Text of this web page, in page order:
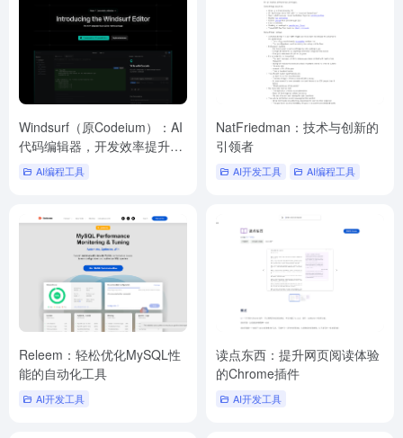
Windsurf（原Codeium）：AI
代码编辑器，开发效率提升
25%AI编程工具
NatFriedman：技术与创新的
引领者
AI开发工具 AI编程工具
Releem：轻松优化MySQL性
能的自动化工具
AI开发工具
读点东西：提升网页阅读体验
的Chrome插件
AI开发工具